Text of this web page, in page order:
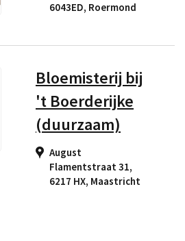
6043ED, Roermond
Bloemisterij bij
't Boerderijke
(duurzaam)
August
Flamentstraat 31,
6217 HX, Maastricht